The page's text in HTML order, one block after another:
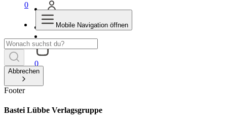
0
0
Mobile Navigation öffnen
Abbrechen
Footer
Bastei Lübbe Verlagsgruppe